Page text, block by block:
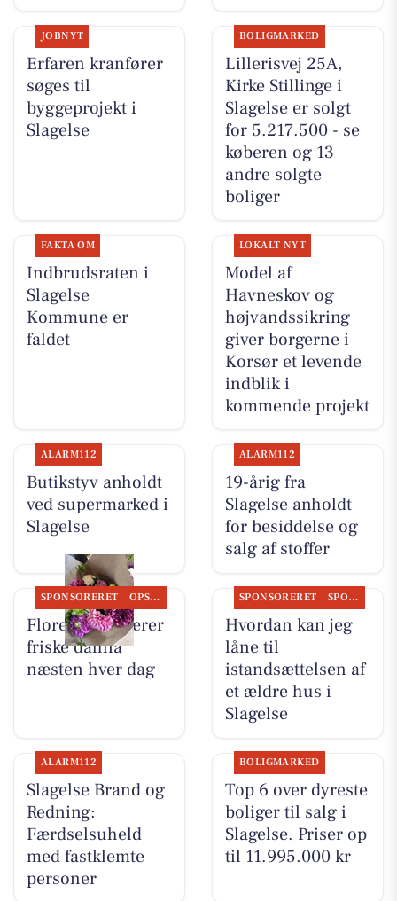
JOBNYT
Erfaren kranfører
søges til
byggeprojekt i
Slagelse
BOLIGMARKED
Lillerisvej 25A,
Kirke Stillinge i
Slagelse er solgt
for 5.217.500 - se
køberen og 13
andre solgte
boliger
FAKTA OM
Indbrudsraten i
Slagelse
Kommune er
faldet
LOKALT NYT
Model af
Havneskov og
højvandssikring
giver borgerne i
Korsør et levende
indblik i
kommende projekt
ALARM112
Butikstyv anholdt
ved supermarked i
Slagelse
ALARM112
19-årig fra
Slagelse anholdt
for besiddelse og
salg af stoffer
SPONSORERET OPSLAGSTAVLEN
Flore Vida skærer
friske dahlia
næsten hver dag
SPONSORERET SPONSORERET INDHOLD
Hvordan kan jeg
låne til
istandsættelsen af
et ældre hus i
Slagelse
ALARM112
Slagelse Brand og
Redning:
Færdselsuheld
med fastklemte
personer
BOLIGMARKED
Top 6 over dyreste
boliger til salg i
Slagelse. Priser op
til 11.995.000 kr